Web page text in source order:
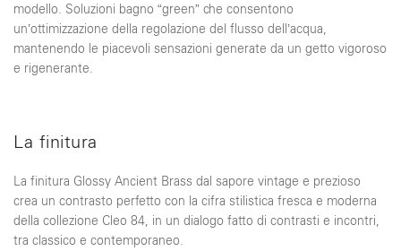
modello. Soluzioni bagno “green” che consentono
un’ottimizzazione della regolazione del flusso dell’acqua,
mantenendo le piacevoli sensazioni generate da un getto vigoroso
e rigenerante.
La finitura
La finitura Glossy Ancient Brass dal sapore vintage e prezioso
crea un contrasto perfetto con la cifra stilistica fresca e moderna
della collezione Cleo 84, in un dialogo fatto di contrasti e incontri,
tra classico e contemporaneo.